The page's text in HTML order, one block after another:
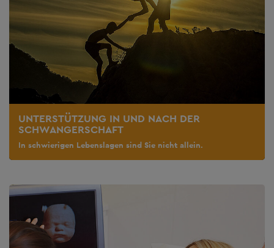
UNTERSTÜTZUNG IN UND NACH DER
SCHWANGERSCHAFT
In schwierigen Lebenslagen sind Sie nicht allein.